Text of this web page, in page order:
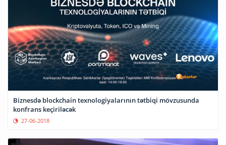
Biznesdə blockchain texnologiyalarının tətbiqi mövzusunda
konfrans keçiriləcək
27-06-2018